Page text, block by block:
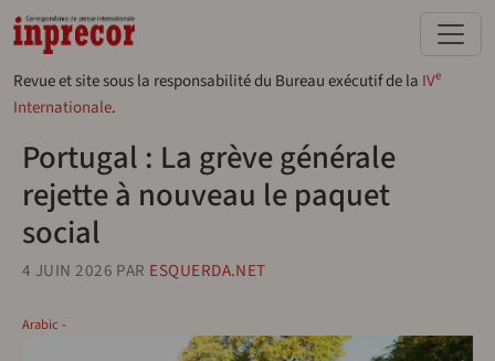
Aller au contenu principal
Revue et site sous la responsabilité du Bureau exécutif de la IVe
Internationale.
Portugal : La grève générale
rejette à nouveau le paquet
social
4 JUIN 2026 PAR ESQUERDA.NET
Arabic